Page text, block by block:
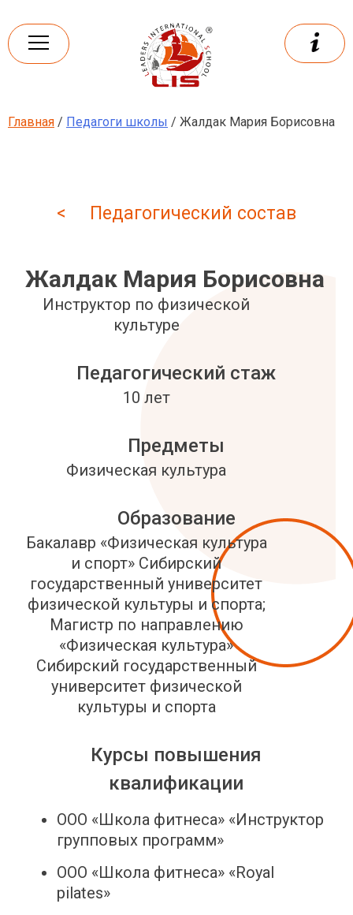
content
Leaders
International school
Главная / Педагоги школы / Жалдак Мария Борисовна
< Педагогический состав
Жалдак Мария Борисовна
Инструктор по физической
культуре
Педагогический стаж
10 лет
Предметы
Физическая культура
Образование
Бакалавр «Физическая культура
и спорт» Сибирский
государственный университет
физической культуры и спорта;
Магистр по направлению
«Физическая культура»
Сибирский государственный
университет физической
культуры и спорта
Курсы повышения
квалификации
ООО «Школа фитнеса» «Инструктор
групповых программ»
ООО «Школа фитнеса» «Royal
pilates»